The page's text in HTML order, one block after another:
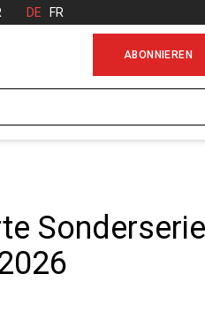
DE FR
ABONNIEREN